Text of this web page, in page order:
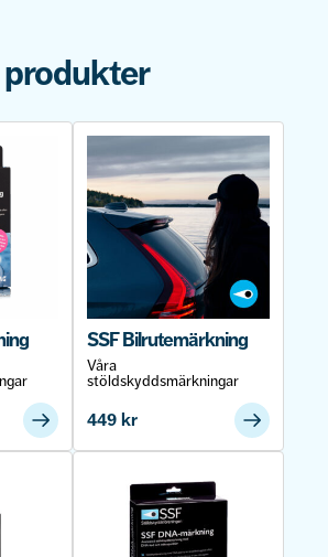
SSF Bilrutemärkning
Våra
stöldskyddsmärkningar
449 kr